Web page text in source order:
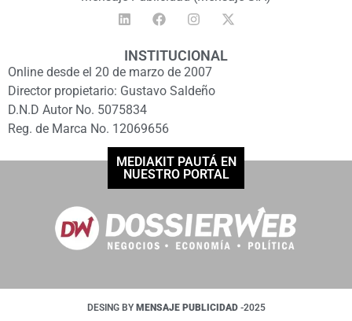
INSTITUCIONAL
Online desde el 20 de marzo de 2007
Director propietario: Gustavo Saldeño
D.N.D Autor No. 5075834
Reg. de Marca No. 12069656
MEDIAKIT PAUTÁ EN
NUESTRO PORTAL
DESING BY MENSAJE PUBLICIDAD -2025